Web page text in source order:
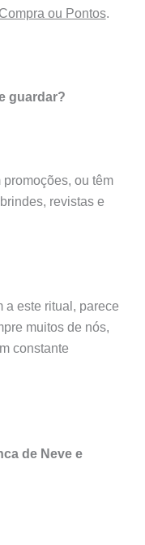
ou Pontos.
guardar?
ou têm
revistas e
a este ritual, parece
muitos de nós,
constante
de Neve e